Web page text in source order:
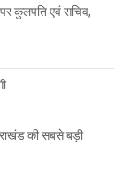
कुलपति एवं सचिव,
की सबसे बड़ी